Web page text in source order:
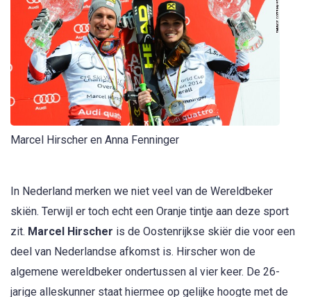
Marcel Hirscher en Anna Fenninger
In Nederland merken we niet veel van de Wereldbeker
skiën. Terwijl er toch echt een Oranje tintje aan deze sport
zit. Marcel Hirscher is de Oostenrijkse skiër die voor een
deel van Nederlandse afkomst is. Hirscher won de
algemene wereldbeker ondertussen al vier keer. De 26-
jarige alleskunner staat hiermee op gelijke hoogte met de